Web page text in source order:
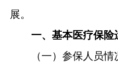
展。
一、基本医疗保险
（一）参保人员情